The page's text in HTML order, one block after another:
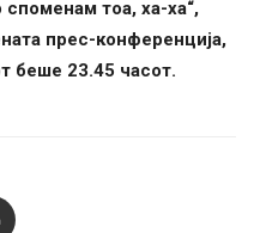
тоа, ха-ха“,
прес-конференција,
беше 23.45 часот.